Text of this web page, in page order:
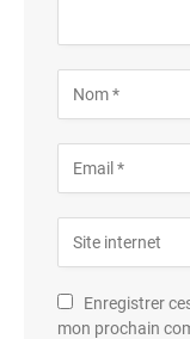
Enregistrer
mon prochain